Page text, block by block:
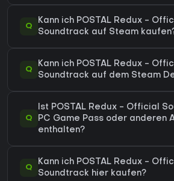
Q
Kann ich POSTAL Redux -
Soundtrack auf Steam
Q
Kann ich POSTAL Redux -
Soundtrack auf dem Steam
Q
Ist POSTAL Redux - Official
PC Game Pass oder anderen
enthalten?
Q
Kann ich POSTAL Redux -
Soundtrack hier kaufen?